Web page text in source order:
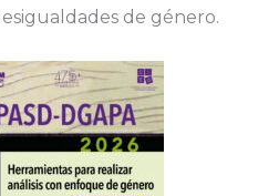
de género.